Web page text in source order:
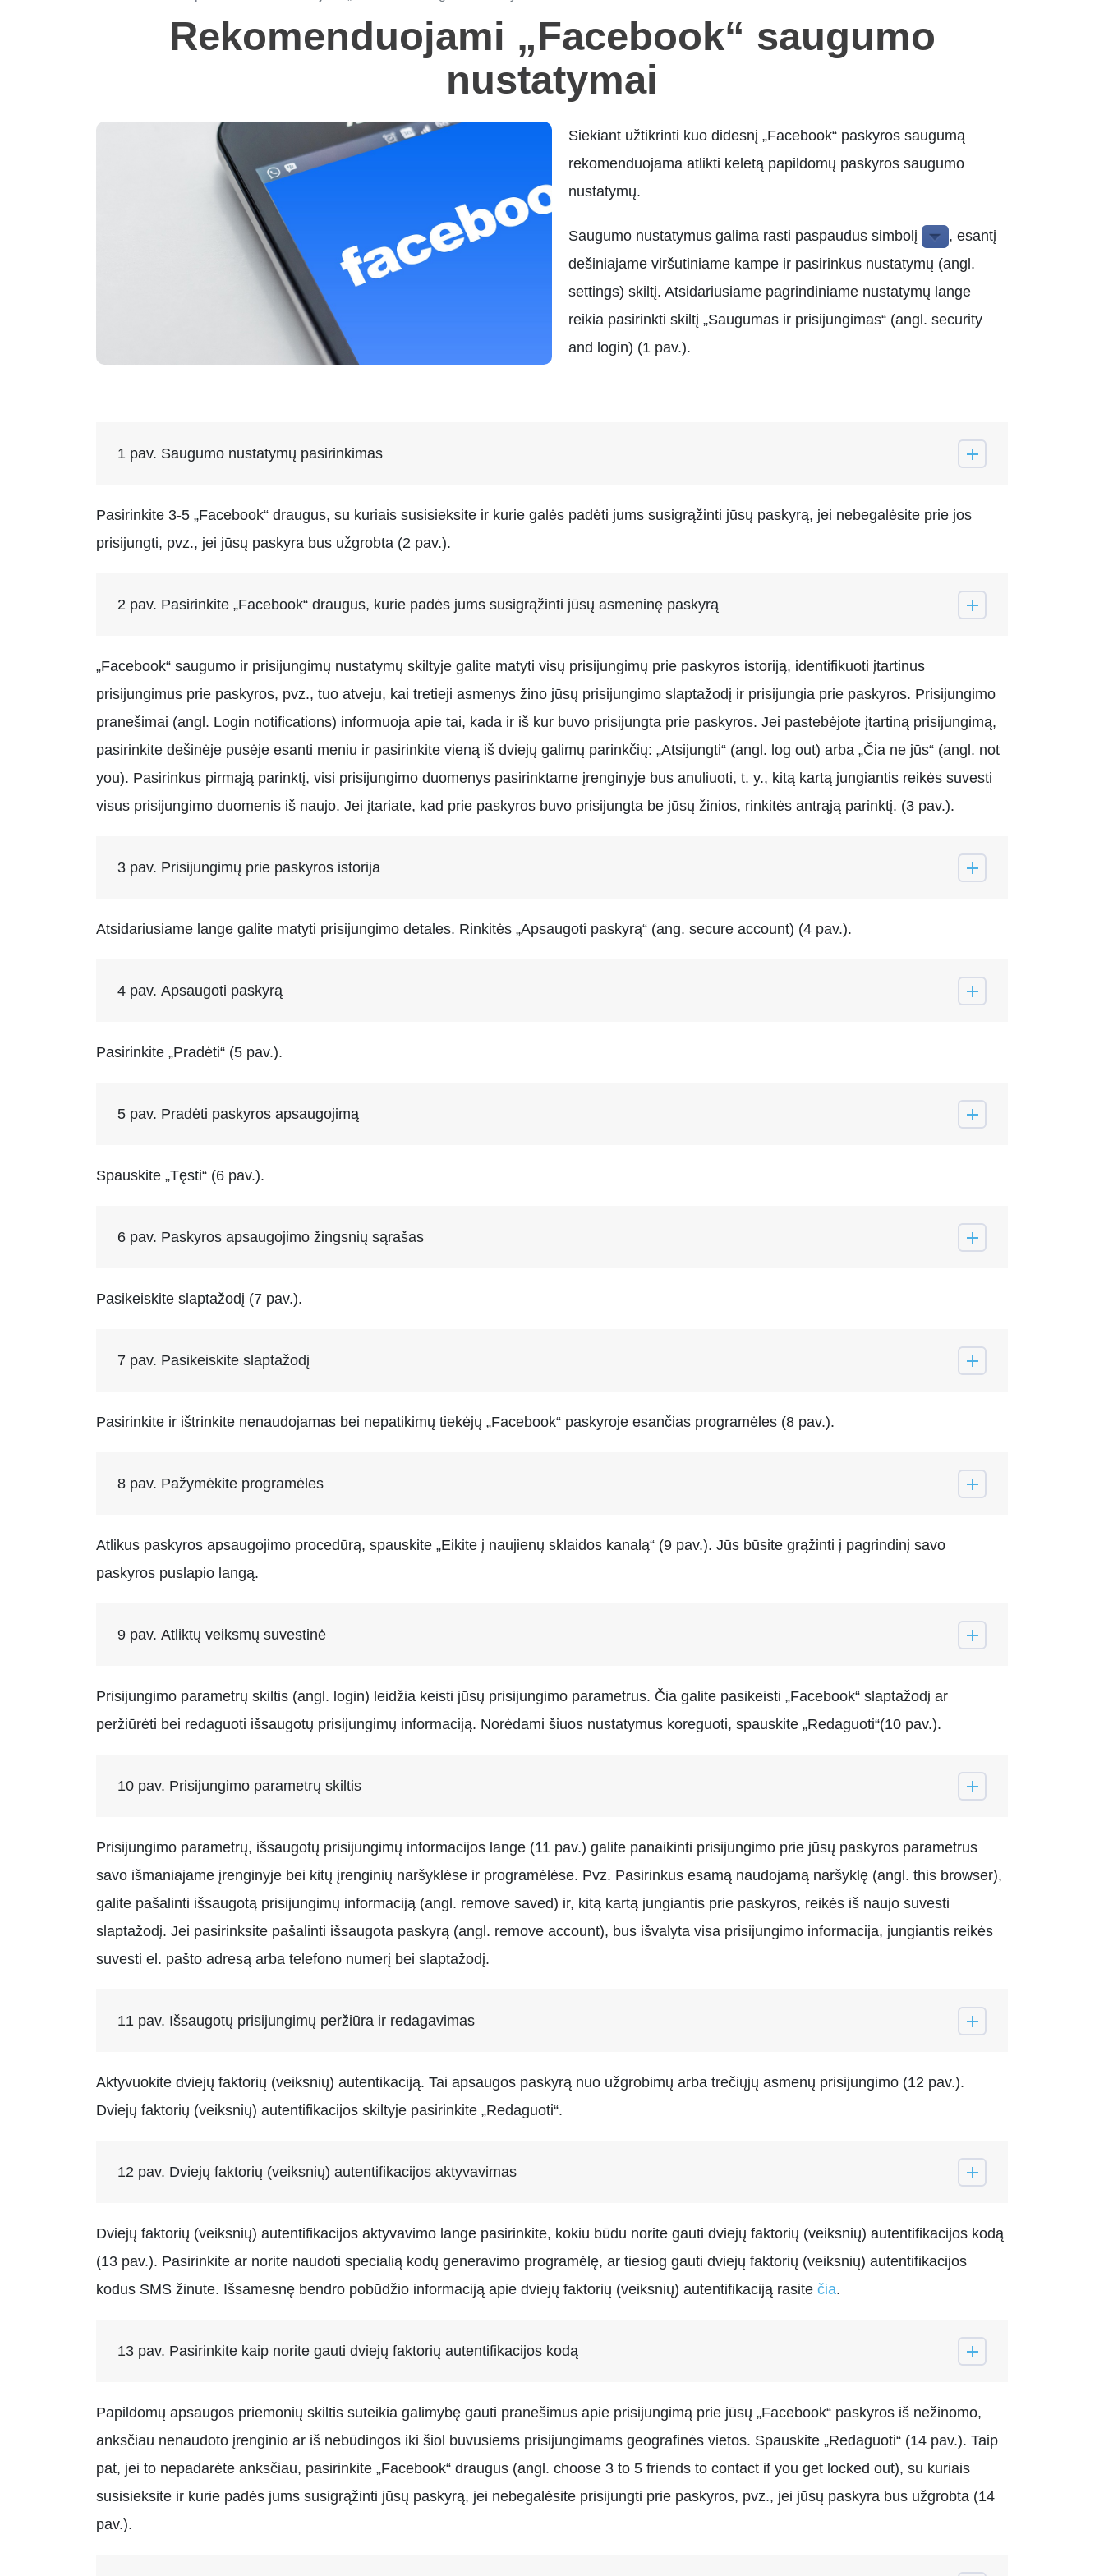
Rekomenduojami „Facebook“ saugumo
nustatymai
Siekiant užtikrinti kuo didesnį „Facebook“ paskyros saugumą
rekomenduojama atlikti keletą papildomų paskyros saugumo
nustatymų.
Saugumo nustatymus galima rasti paspaudus simbolį
, esantį
dešiniajame viršutiniame kampe ir pasirinkus nustatymų (angl.
settings) skiltį. Atsidariusiame pagrindiniame nustatymų lange
reikia pasirinkti skiltį „Saugumas ir prisijungimas“ (angl. security
and login) (1 pav.).
1 pav. Saugumo nustatymų pasirinkimas
Pasirinkite 3-5 „Facebook“ draugus, su kuriais susisieksite ir kurie galės padėti jums susigrąžinti jūsų paskyrą, jei nebegalėsite prie jos
prisijungti, pvz., jei jūsų paskyra bus užgrobta (2 pav.).
2 pav. Pasirinkite „Facebook“ draugus, kurie padės jums susigrąžinti jūsų asmeninę paskyrą
„Facebook“ saugumo ir prisijungimų nustatymų skiltyje galite matyti visų prisijungimų prie paskyros istoriją, identifikuoti įtartinus
prisijungimus prie paskyros, pvz., tuo atveju, kai tretieji asmenys žino jūsų prisijungimo slaptažodį ir prisijungia prie paskyros. Prisijungimo
pranešimai (angl. Login notifications) informuoja apie tai, kada ir iš kur buvo prisijungta prie paskyros. Jei pastebėjote įtartiną prisijungimą,
pasirinkite dešinėje pusėje esanti meniu ir pasirinkite vieną iš dviejų galimų parinkčių: „Atsijungti“ (angl. log out) arba „Čia ne jūs“ (angl. not
you). Pasirinkus pirmąją parinktį, visi prisijungimo duomenys pasirinktame įrenginyje bus anuliuoti, t. y., kitą kartą jungiantis reikės suvesti
visus prisijungimo duomenis iš naujo. Jei įtariate, kad prie paskyros buvo prisijungta be jūsų žinios, rinkitės antrąją parinktį. (3 pav.).
3 pav. Prisijungimų prie paskyros istorija
Atsidariusiame lange galite matyti prisijungimo detales. Rinkitės „Apsaugoti paskyrą“ (ang. secure account) (4 pav.).
4 pav. Apsaugoti paskyrą
Pasirinkite „Pradėti“ (5 pav.).
5 pav. Pradėti paskyros apsaugojimą
Spauskite „Tęsti“ (6 pav.).
6 pav. Paskyros apsaugojimo žingsnių sąrašas
Pasikeiskite slaptažodį (7 pav.).
7 pav. Pasikeiskite slaptažodį
Pasirinkite ir ištrinkite nenaudojamas bei nepatikimų tiekėjų „Facebook“ paskyroje esančias programėles (8 pav.).
8 pav. Pažymėkite programėles
Atlikus paskyros apsaugojimo procedūrą, spauskite „Eikite į naujienų sklaidos kanalą“ (9 pav.). Jūs būsite grąžinti į pagrindinį savo
paskyros puslapio langą.
9 pav. Atliktų veiksmų suvestinė
Prisijungimo parametrų skiltis (angl. login) leidžia keisti jūsų prisijungimo parametrus. Čia galite pasikeisti „Facebook“ slaptažodį ar
peržiūrėti bei redaguoti išsaugotų prisijungimų informaciją. Norėdami šiuos nustatymus koreguoti, spauskite „Redaguoti“(10 pav.).
10 pav. Prisijungimo parametrų skiltis
Prisijungimo parametrų, išsaugotų prisijungimų informacijos lange (11 pav.) galite panaikinti prisijungimo prie jūsų paskyros parametrus
savo išmaniajame įrenginyje bei kitų įrenginių naršyklėse ir programėlėse. Pvz. Pasirinkus esamą naudojamą naršyklę (angl. this browser),
galite pašalinti išsaugotą prisijungimų informaciją (angl. remove saved) ir, kitą kartą jungiantis prie paskyros, reikės iš naujo suvesti
slaptažodį. Jei pasirinksite pašalinti išsaugota paskyrą (angl. remove account), bus išvalyta visa prisijungimo informacija, jungiantis reikės
suvesti el. pašto adresą arba telefono numerį bei slaptažodį.
11 pav. Išsaugotų prisijungimų peržiūra ir redagavimas
Aktyvuokite dviejų faktorių (veiksnių) autentikaciją. Tai apsaugos paskyrą nuo užgrobimų arba trečiųjų asmenų prisijungimo (12 pav.).
Dviejų faktorių (veiksnių) autentifikacijos skiltyje pasirinkite „Redaguoti“.
12 pav. Dviejų faktorių (veiksnių) autentifikacijos aktyvavimas
Dviejų faktorių (veiksnių) autentifikacijos aktyvavimo lange pasirinkite, kokiu būdu norite gauti dviejų faktorių (veiksnių) autentifikacijos kodą
(13 pav.). Pasirinkite ar norite naudoti specialią kodų generavimo programėlę, ar tiesiog gauti dviejų faktorių (veiksnių) autentifikacijos
kodus SMS žinute. Išsamesnę bendro pobūdžio informaciją apie dviejų faktorių (veiksnių) autentifikaciją rasite čia.
13 pav. Pasirinkite kaip norite gauti dviejų faktorių autentifikacijos kodą
Papildomų apsaugos priemonių skiltis suteikia galimybę gauti pranešimus apie prisijungimą prie jūsų „Facebook“ paskyros iš nežinomo,
anksčiau nenaudoto įrenginio ar iš nebūdingos iki šiol buvusiems prisijungimams geografinės vietos. Spauskite „Redaguoti“ (14 pav.). Taip
pat, jei to nepadarėte anksčiau, pasirinkite „Facebook“ draugus (angl. choose 3 to 5 friends to contact if you get locked out), su kuriais
susisieksite ir kurie padės jums susigrąžinti jūsų paskyrą, jei nebegalėsite prisijungti prie paskyros, pvz., jei jūsų paskyra bus užgrobta (14
pav.).